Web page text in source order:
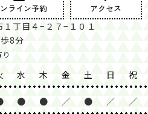
ライン予約 アクセス
丁目４−２７−１０１
8分
水 木 金 土 日 祝
● ● ／ ● ／ ／